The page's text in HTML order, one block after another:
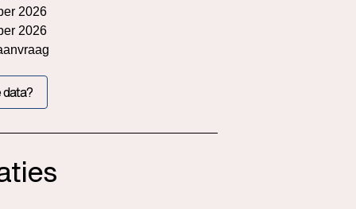
2026
2026